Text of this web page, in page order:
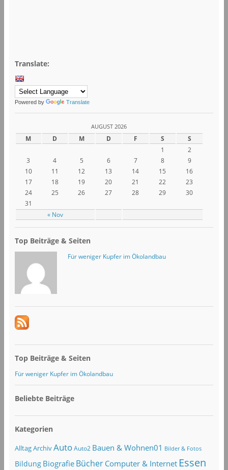
Translate:
Powered by Translate
AUGUST 2026
M D M D F S S
« Nov
1
2
3
4 5 6 7 8
9
10
11 12 13 14 15
16
17
18 19 20 21 22
23
24
25 26 27 28 29
30
31
Top Beiträge & Seiten
Für weniger Kupfer im Ökolandbau
Top Beiträge & Seiten
Für weniger Kupfer im Ökolandbau
Beliebte Beiträge
Kategorien
AlltagArchivAuto Auto2 Bauen & Wohnen01 Bilder & Fotos
Bildung Biografie Bücher Computer & Internet Essen